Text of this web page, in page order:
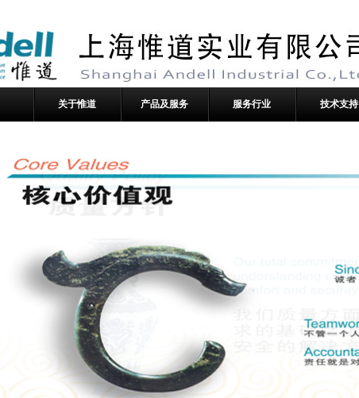
关于惟道 产品及服务 服务行业 技术支持